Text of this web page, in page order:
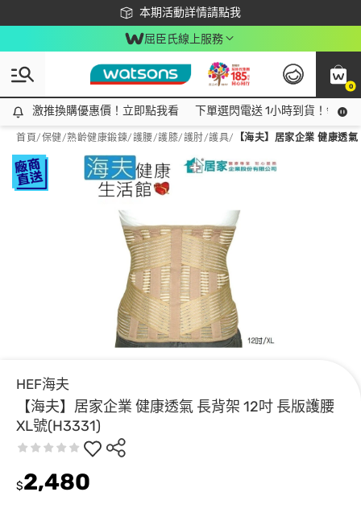
本期活動詳情請點我
下載app最高回饋$350
屈臣氏線上服務
0
激推換購優惠價！立即點我看
激推換購優惠價！立即點我看 下單選閃電送 1小時到貨！領神
首頁/保健/熟齡健康鍛鍊/護腰/護膝/護肘/護具/ 【海夫】居家企業 健康透
HEF海夫
【海夫】居家企業 健康透氣 長背架 12吋 長版護腰
XL號(H3331)
$2,480